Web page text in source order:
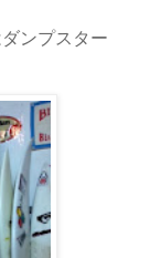
ンプスター